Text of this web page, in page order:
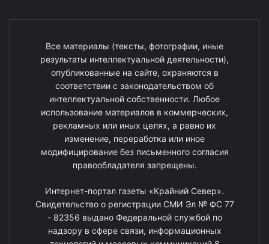
Все материалы (тексты, фотографии, иные
результаты интеллектуальной деятельности),
опубликованные на сайте, охраняются в
соответствии с законодательством об
интеллектуальной собственности. Любое
использование материалов в коммерческих,
рекламных или иных целях, а равно их
изменение, переработка или иное
модифицирование без письменного согласия
правообладателя запрещены.
Интернет-портал газеты «Крайний Север».
Свидетельство о регистрации СМИ Эл № ФС 77
- 82356 выдано Федеральной службой по
надзору в сфере связи, информационных